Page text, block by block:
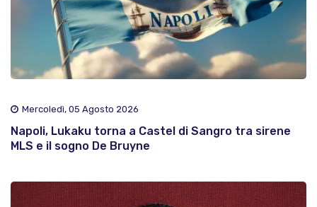
Mercoledì, 05 Agosto 2026
Napoli, Lukaku torna a Castel di Sangro tra sirene
MLS e il sogno De Bruyne